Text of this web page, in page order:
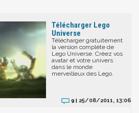
Télécharger Lego
Universe
Télécharger gratuitement
la version complète de
Lego Universe. Créez vos
avatar et votre univers
dans le monde
merveilleux des Lego.
9 | 25/08/2011, 13:06